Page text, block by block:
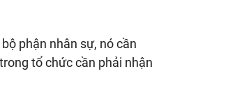
phận nhân sự, nó cần
tổ chức cần phải nhận